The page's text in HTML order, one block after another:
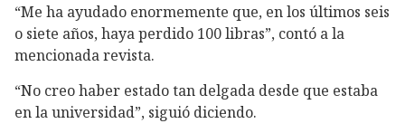
“Me ha ayudado enormemente que, en los últimos seis
o siete años, haya perdido 100 libras”, contó a la
mencionada revista.
“No creo haber estado tan delgada desde que estaba
en la universidad”, siguió diciendo.